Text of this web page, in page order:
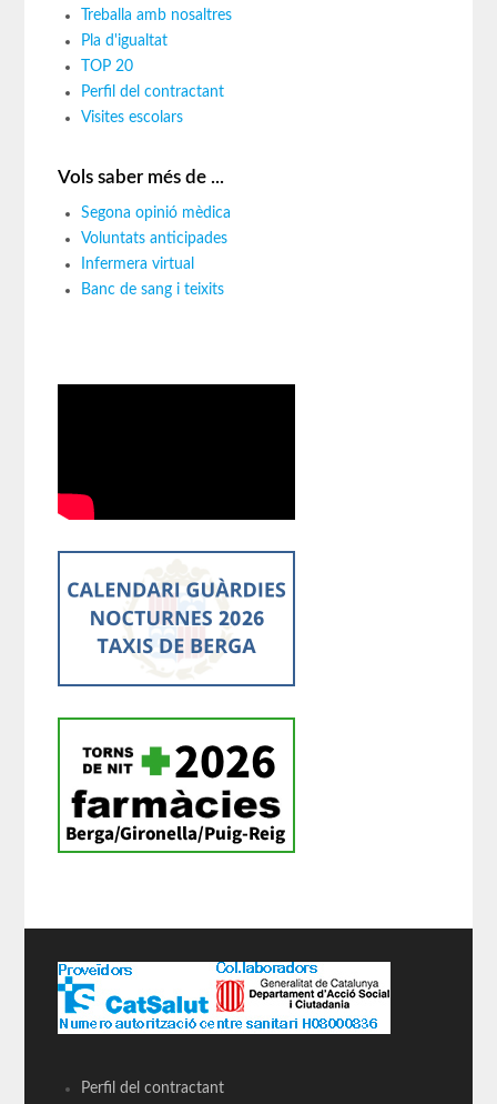
Treballa amb nosaltres
Pla d'igualtat
TOP 20
Perfil del contractant
Visites escolars
Vols saber més de ...
Segona opinió mèdica
Voluntats anticipades
Infermera virtual
Banc de sang i teixits
Perfil del contractant